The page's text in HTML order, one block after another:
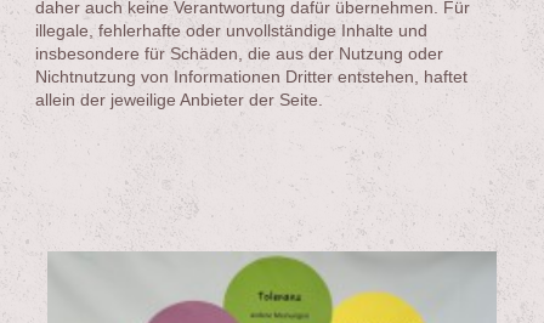
daher auch keine Verantwortung dafür übernehmen. Für
illegale, fehlerhafte oder unvollständige Inhalte und
insbesondere für Schäden, die aus der Nutzung oder
Nichtnutzung von Informationen Dritter entstehen, haftet
allein der jeweilige Anbieter der Seite.